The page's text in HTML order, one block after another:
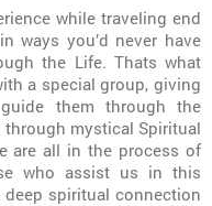
while traveling end
ways you’d never have
the Life. Thats what
a special group, giving
them through the
through mystical Spiritual
are all in the process of
who assist us in this
spiritual connection